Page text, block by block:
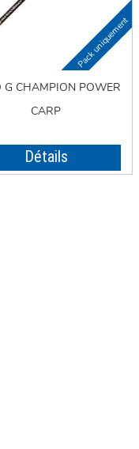
G CHAMPION POWER
CARP
Détails